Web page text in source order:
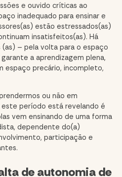
e ouvido críticas ao
inadequado para ensinar e
estão estressados(as)
insatisfeitos(as). Há
– pela volta para o espaço
a aprendizagem plena,
espaço precário, incompleto,
ou não em
período está revelando é
vem ensinando de uma forma
dependente do(a)
participação e
de autonomia de